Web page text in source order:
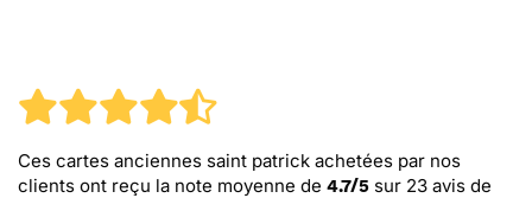
Ces cartes anciennes saint patrick achetées par nos
clients ont reçu la note moyenne de 4.7/5 sur 23 avis de